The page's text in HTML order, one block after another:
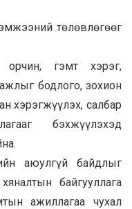
төлөвлөгөөг
орчин, гэмт хэрэг,
бодлого, зохион
хэрэгжүүлэх, салбар
бэхжүүлэхэд
аюулгүй байдлыг
байгууллага
ажиллагаа чухал